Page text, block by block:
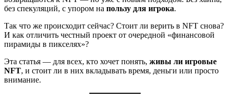
без спекуляций, с упором на пользу для игрока.
Так что же происходит сейчас? Стоит ли верить в NFT снова?
И как отличить честный проект от очередной «финансовой
пирамиды в пикселях»?
Эта статья — для всех, кто хочет понять, живы ли игровые
NFT, и стоит ли в них вкладывать время, деньги или просто
внимание.